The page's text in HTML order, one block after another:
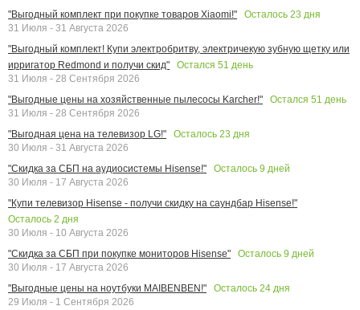
"Выгодный комплект при покупке товаров Xiaomi!"
Осталось 23 дня
31 Июля - 31 Августа 2026
"Выгодный комплект! Купи электробритву, электричекую зубную щетку или
ирригатор Redmond и получи скид"
Остался 51 день
31 Июля - 28 Сентября 2026
"Выгодные цены на хозяйственные пылесосы Karcher!"
Остался 51 день
31 Июля - 28 Сентября 2026
"Выгодная цена на телевизор LG!"
Осталось 23 дня
30 Июля - 31 Августа 2026
"Скидка за СБП на аудиосистемы Hisense!"
Осталось 9 дней
30 Июля - 17 Августа 2026
"Купи телевизор Hisense - получи скидку на саундбар Hisense!"
Осталось 2 дня
30 Июля - 10 Августа 2026
"Скидка за СБП при покупке мониторов Hisense"
Осталось 9 дней
30 Июля - 17 Августа 2026
"Выгодные цены на ноутбуки MAIBENBEN!"
Осталось 24 дня
29 Июля - 1 Сентября 2026